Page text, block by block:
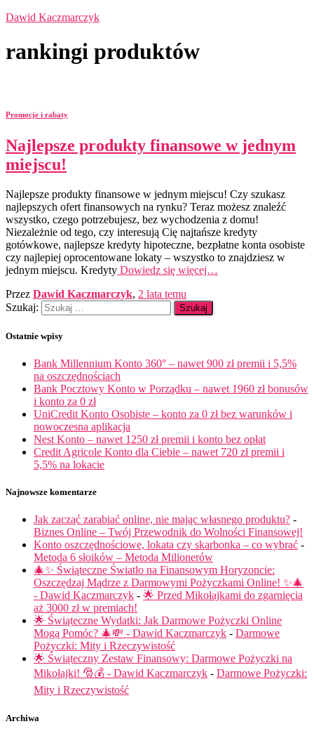
Dawid Kaczmarczyk
rankingi produktów
Promocje i rabaty
Najlepsze produkty finansowe w jednym
miejscu!
Najlepsze produkty finansowe w jednym miejscu! Czy szukasz
najlepszych ofert finansowych na rynku? Teraz możesz znaleźć
wszystko, czego potrzebujesz, bez wychodzenia z domu!
Niezależnie od tego, czy interesują Cię najtańsze kredyty
gotówkowe, najlepsze kredyty hipoteczne, bezpłatne konta osobiste
czy najlepiej oprocentowane lokaty – wszystko to znajdziesz w
jednym miejscu. Kredyty Dowiedz się więcej…
Przez Dawid Kaczmarczyk, 2 lata temu
Szukaj:
Ostatnie wpisy
Bank Millennium Konto 360° – nawet 900 zł premii i 5,5%
na oszczędnościach
Bank Pocztowy Konto w Porządku – nawet 1960 zł bonusów
i konto za 0 zł
UniCredit Konto Osobiste – konto za 0 zł bez warunków i
nowoczesna aplikacja
Nest Konto – nawet 1250 zł premii i konto bez opłat
Credit Agricole Konto dla Ciebie – nawet 720 zł premii i
5,5% na lokacie
Najnowsze komentarze
Jak zacząć zarabiać online, nie mając własnego produktu? -
Biznes Online – Twój Przewodnik do Wolności Finansowej!
Konto oszczędnościowe, lokata czy skarbonka – co wybrać -
Metoda 6 słoików – Metoda Milionerów
🎄✨ Świąteczne Światło na Finansowym Horyzoncie:
Oszczędzaj Mądrze z Darmowymi Pożyczkami Online! ✨🎄
- Dawid Kaczmarczyk - 🌟 Przed Mikołajkami do zgarnięcia
aż 3000 zł w premiach!
🌟 Świąteczne Wydatki: Jak Darmowe Pożyczki Online
Mogą Pomóc? 🎄💸 - Dawid Kaczmarczyk - Darmowe
Pożyczki: Mity i Rzeczywistość
🌟 Świąteczny Zestaw Finansowy: Darmowe Pożyczki na
Mikołajki! 🎅💰 - Dawid Kaczmarczyk - Darmowe Pożyczki:
Mity i Rzeczywistość
Archiwa